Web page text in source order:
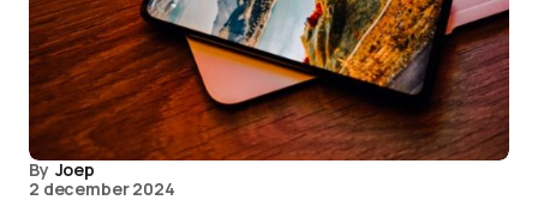
By Joep
2 december 2024